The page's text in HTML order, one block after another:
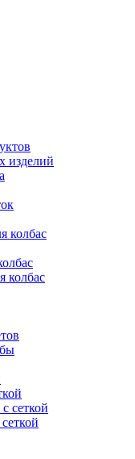
изделий
колбас
колбас
сеткой